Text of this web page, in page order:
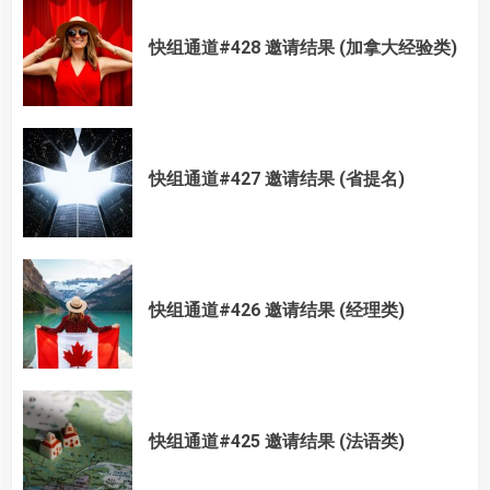
快组通道#428 邀请结果 (加拿大经验类)
快组通道#427 邀请结果 (省提名)
快组通道#426 邀请结果 (经理类)
快组通道#425 邀请结果 (法语类)